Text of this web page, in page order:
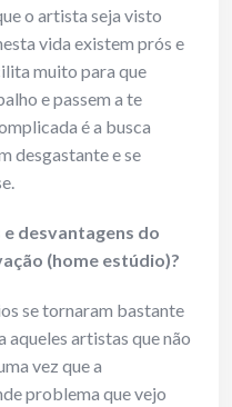
o artista seja visto
vida existem prós e
muito para que
e passem a te
é a busca
desgastante e se
e desvantagens do
(home estúdio)?
se tornaram bastante
artistas que não
vez que a
problema que vejo